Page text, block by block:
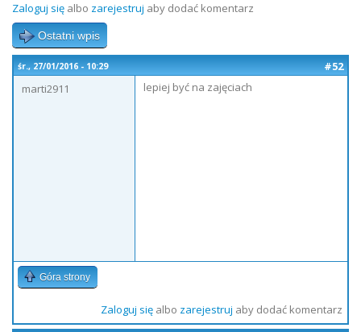
Zaloguj się albo zarejestruj aby dodać komentarz
Ostatni wpis
śr., 27/01/2016 - 10:29
#52
marti2911
lepiej być na zajęciach
Góra strony
Zaloguj sięalbo zarejestruj aby dodać komentarz